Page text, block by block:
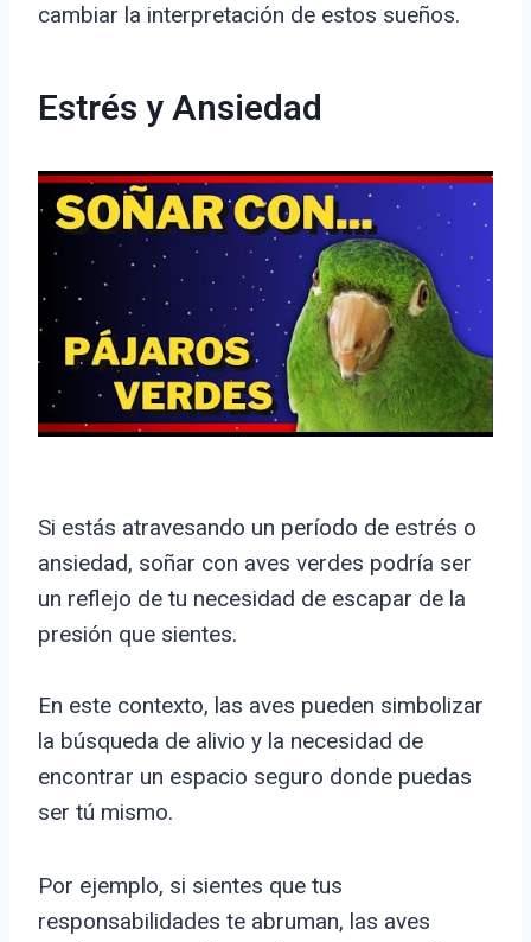
cambiar la interpretación de estos sueños.
Estrés y Ansiedad
Si estás atravesando un período de estrés o
ansiedad, soñar con aves verdes podría ser
un reflejo de tu necesidad de escapar de la
presión que sientes.
En este contexto, las aves pueden simbolizar
la búsqueda de alivio y la necesidad de
encontrar un espacio seguro donde puedas
ser tú mismo.
Por ejemplo, si sientes que tus
responsabilidades te abruman, las aves